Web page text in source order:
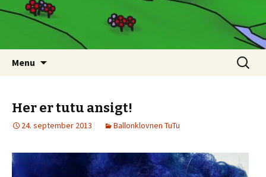
Menu
Søg
efter:
Her er tutu ansigt!
24. september 2013 Ballonklovnen TuTu